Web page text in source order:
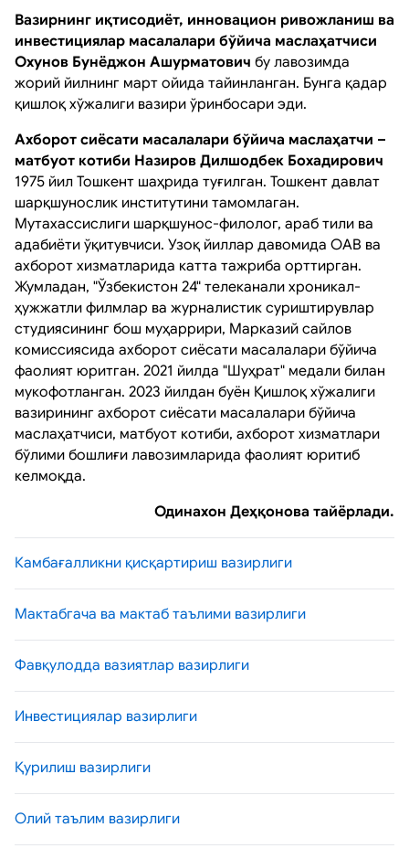
Вазирнинг иқтисодиёт, инновацион ривожланиш ва
инвестициялар масалалари бўйича маслаҳатчиси
Охунов Бунёджон Ашурматович бу лавозимда
жорий йилнинг март ойида тайинланган. Бунга қадар
қишлоқ хўжалиги вазири ўринбосари эди.
Ахборот сиёсати масалалари бўйича маслаҳатчи –
матбуот котиби Назиров Дилшодбек Бохадирович
1975 йил Тошкент шаҳрида туғилган. Тошкент давлат
шарқшунослик институтини тамомлаган.
Мутахассислиги шарқшунос-филолог, араб тили ва
адабиёти ўқитувчиси. Узоқ йиллар давомида ОАВ ва
ахборот хизматларида катта тажриба орттирган.
Жумладан, "Ўзбекистон 24" телеканали хроникал-
ҳужжатли филмлар ва журналистик суриштирувлар
студиясининг бош муҳаррири, Марказий сайлов
комиссиясида ахборот сиёсати масалалари бўйича
фаолият юритган. 2021 йилда "Шуҳрат" медали билан
мукофотланган. 2023 йилдан буён Қишлоқ хўжалиги
вазирининг ахборот сиёсати масалалари бўйича
маслаҳатчиси, матбуот котиби, ахборот хизматлари
бўлими бошлиғи лавозимларида фаолият юритиб
келмоқда.
Одинахон Деҳқонова тайёрлади.
Камбағалликни қисқартириш вазирлиги
Мактабгача ва мактаб таълими вазирлиги
Фавқулодда вазиятлар вазирлиги
Инвестициялар вазирлиги
Қурилиш вазирлиги
Олий таълим вазирлиги